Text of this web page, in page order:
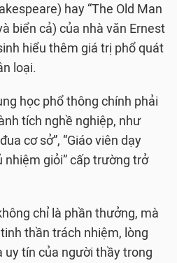
hay “The Old Man
biển cả) của nhà văn Ernest
hiểu thêm giá trị phổ quát
loại.
học phổ thông chính phải
tích nghề nghiệp, như
cơ sở”, “Giáo viên dạy
nhiệm giỏi” cấp trường trở
chỉ là phần thưởng, mà
thần trách nhiệm, lòng
uy tín của người thầy trong